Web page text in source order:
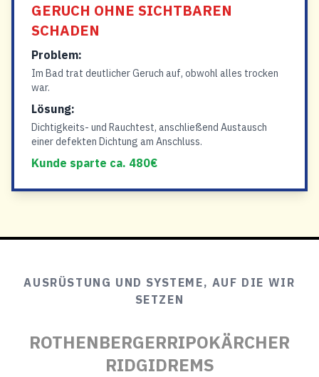
GERUCH OHNE SICHTBAREN
SCHADEN
Problem:
Im Bad trat deutlicher Geruch auf, obwohl alles trocken
war.
Lösung:
Dichtigkeits- und Rauchtest, anschließend Austausch
einer defekten Dichtung am Anschluss.
Kunde sparte ca. 480€
AUSRÜSTUNG UND SYSTEME, AUF DIE WIR
SETZEN
ROTHENBERGERRIPOKÄRCHER
RIDGIDREMS